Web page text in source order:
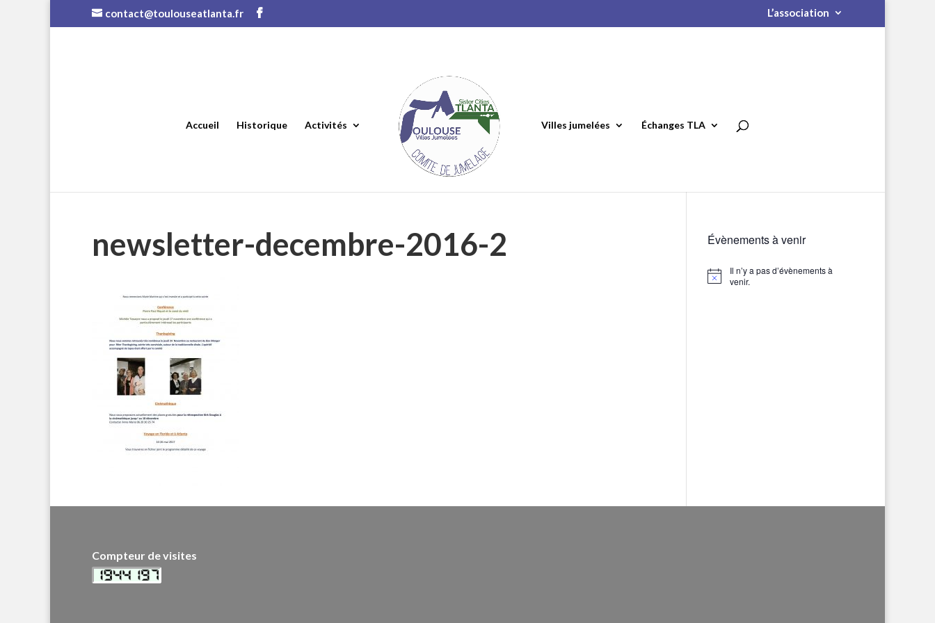
contact@toulouseatlanta.fr L’association
Accueil Historique Activités Villes jumelées Échanges TLA
newsletter-decembre-2016-2 Évènements à venir
Notice
Il n’y a pas d’évènements à
venir.
Compteur de visites